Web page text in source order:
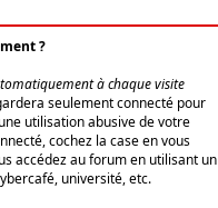
?
à chaque visite
seulement connecté pour
utilisation abusive de votre
cochez la case en vous
accédez au forum en utilisant un
université, etc.